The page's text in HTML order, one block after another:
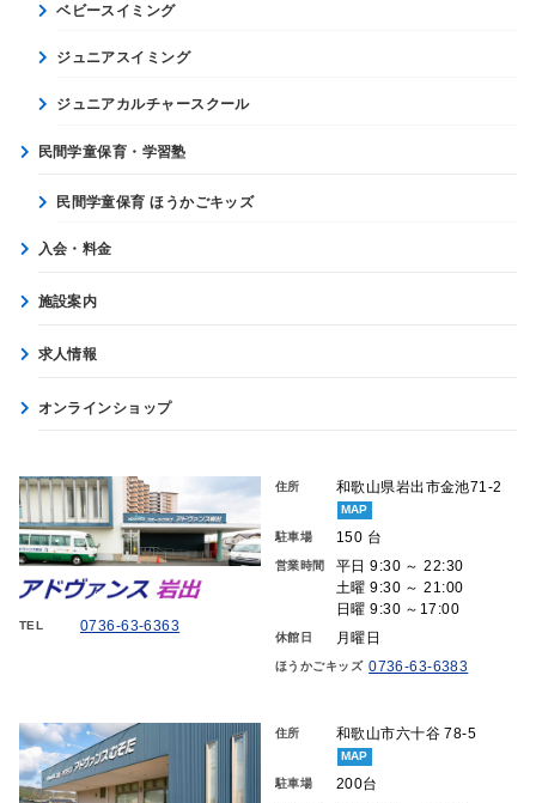
ベビースイミング
ジュニアスイミング
ジュニアカルチャースクール
民間学童保育・学習塾
民間学童保育 ほうかごキッズ
入会・料金
施設案内
求人情報
オンラインショップ
TEL 0736-63-6363
住所 和歌山県岩出市金池71-2
MAP
駐車場 150 台
営業時間
平日 9:30 ～ 22:30
土曜 9:30 ～ 21:00
日曜 9:30 ～17:00
休館日 月曜日
ほうかごキッズ 0736-63-6383
住所 和歌山市六十谷 78-5
MAP
駐車場 200台